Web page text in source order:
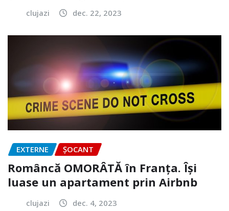
clujazi dec. 22, 2023
EXTERNE ȘOCANT
Româncă OMORÂTĂ în Franța. Își
luase un apartament prin Airbnb
clujazi dec. 4, 2023